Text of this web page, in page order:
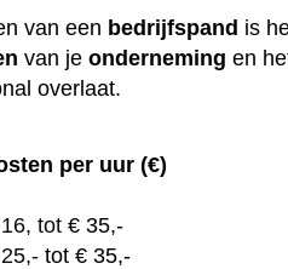
van een bedrijfspand is
van jeonderneming en
overlaat.
per uur (€)
16, tot € 35,-
25,- tot € 35,-